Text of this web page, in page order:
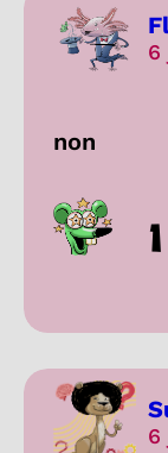
6
non
1
6